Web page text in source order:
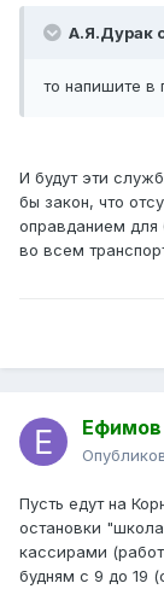
А.Я.Дурак
то напишите
И будут эти
бы закон, что
оправданием для
во всем
Пусть едут на
остановки
кассирами
будням с 9 до 19